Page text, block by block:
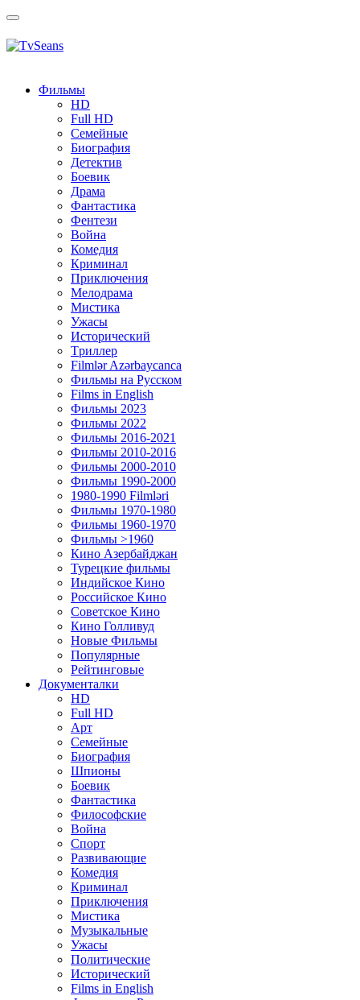
Toggle
Фильмы
HD
Full HD
Семейные
Биография
Детектив
Боевик
Драма
Фантастика
Фентези
Война
Комедия
Криминал
Приключения
Мелодрама
Мистика
Ужасы
Исторический
Tриллер
Filmlər Azərbaycanca
Фильмы на Русском
Films in English
Фильмы 2023
Фильмы 2022
Фильмы 2016-2021
Фильмы 2010-2016
Фильмы 2000-2010
Фильмы 1990-2000
1980-1990 Filmləri
Фильмы 1970-1980
Фильмы 1960-1970
Фильмы >1960
Кино Азербайджан
Турецкие фильмы
Индийское Кино
Российское Кино
Советское Кино
Кино Голливуд
Новые Фильмы
Популярные
Рейтинговые
Документалки
HD
Full HD
Арт
Семейные
Биография
Шпионы
Боевик
Фантастика
Философские
Война
Спорт
Развивающие
Комедия
Криминал
Приключения
Мистика
Музыкальные
Ужасы
Политические
Исторический
Films in English